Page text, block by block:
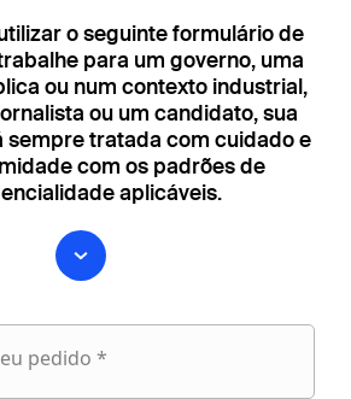
o seguinte formulário de
para um governo, uma
ou num contexto industrial,
ou um candidato, sua
sempre tratada com cuidado e
com os padrões de
aplicáveis.
pedido *